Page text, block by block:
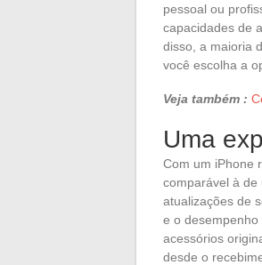
pessoal ou
capacidades de
disso, a maioria
você escolha a
Veja também :
Uma
Com um iPhone
comparável à de
atualizações de
e o desempenho
acessórios
desde o